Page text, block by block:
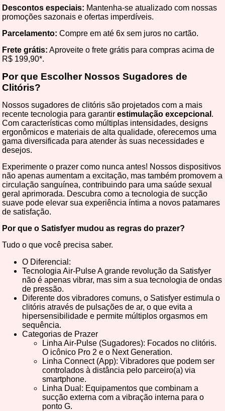
Descontos especiais: Mantenha-se atualizado com nossas
promoções sazonais e ofertas imperdíveis.
Parcelamento: Compre em até 6x sem juros no cartão.
Frete grátis: Aproveite o frete grátis para compras acima de
R$ 199,90*.
Por que Escolher Nossos Sugadores de
Clitóris?
Nossos sugadores de clitóris são projetados com a mais
recente tecnologia para garantir estimulação excepcional .
Com características como múltiplas intensidades, designs
ergonômicos e materiais de alta qualidade, oferecemos uma
gama diversificada para atender às suas necessidades e
desejos.
Experimente o prazer como nunca antes! Nossos dispositivos
não apenas aumentam a excitação, mas também promovem a
circulação sanguínea, contribuindo para uma saúde sexual
geral aprimorada. Descubra como a tecnologia de sucção
suave pode elevar sua experiência íntima a novos patamares
de satisfação.
Por que o Satisfyer mudou as regras do prazer?
Tudo o que você precisa saber.
O Diferencial:
Tecnologia Air-Pulse A grande revolução da Satisfyer
não é apenas vibrar, mas sim a sua tecnologia de ondas
de pressão.
Diferente dos vibradores comuns, o Satisfyer estimula o
clitóris através de pulsações de ar, o que evita a
hipersensibilidade e permite múltiplos orgasmos em
sequência.
Categorias de Prazer
Linha Air-Pulse (Sugadores): Focados no clitóris.
O icônico Pro 2 e o Next Generation.
Linha Connect (App): Vibradores que podem ser
controlados à distância pelo parceiro(a) via
smartphone.
Linha Dual: Equipamentos que combinam a
sucção externa com a vibração interna para o
ponto G.